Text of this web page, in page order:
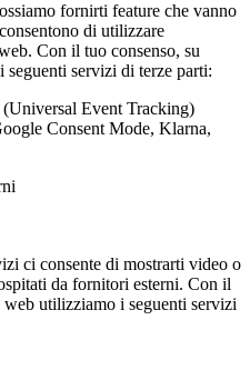
fornirti feature che vanno
di utilizzare
Con il tuo consenso, su
servizi di terze parti:
Event Tracking)
Consent Mode, Klarna,
ci consente di mostrarti video o
da fornitori esterni. Con il
web utilizziamo i seguenti servizi